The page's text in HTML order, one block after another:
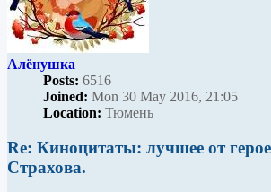
Алёнушка
Posts: 6516
Joined: Mon 30 May 2016, 21:05
Location: Тюмень
Re: Киноцитаты: лучшее от
Страхова.